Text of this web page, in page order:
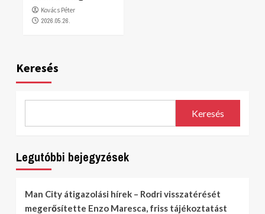
Kovács Péter
2026.05.26.
Keresés
Keresés
Legutóbbi bejegyzések
Man City átigazolási hírek – Rodri visszatérését
megerősítette Enzo Maresca, friss tájékoztatást